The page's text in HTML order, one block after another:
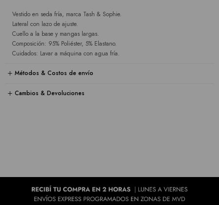
Vestido en seda fría, marca Tash & Sophie.
Lateral con lazo de ajuste.
Cuello a la base y mangas largas.
Composición: 95% Poliéster, 5% Elastano.
Cuidados: Lavar a máquina con agua fría.
Métodos & Costos de envío
Cambios & Devoluciones